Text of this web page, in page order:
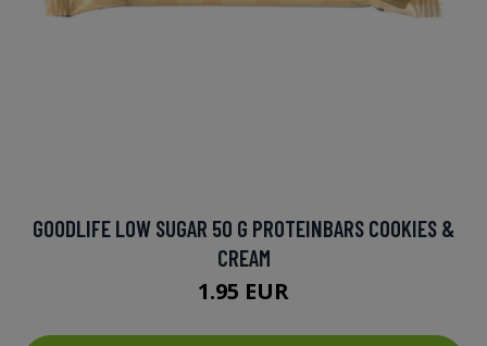
GOODLIFE LOW SUGAR 50 G PROTEINBARS COOKIES &
CREAM
1.95 EUR